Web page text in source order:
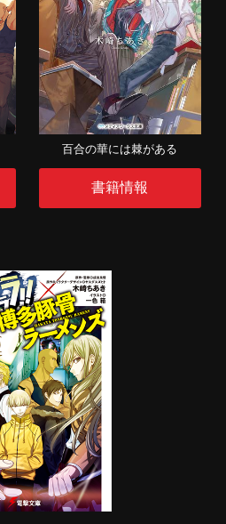
百合の華には棘がある
書籍情報